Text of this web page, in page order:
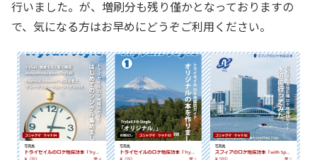
行いました。が、増刷分も残り僅かとなっておりますの
で、気になる方はお早めにどうぞご利用ください。